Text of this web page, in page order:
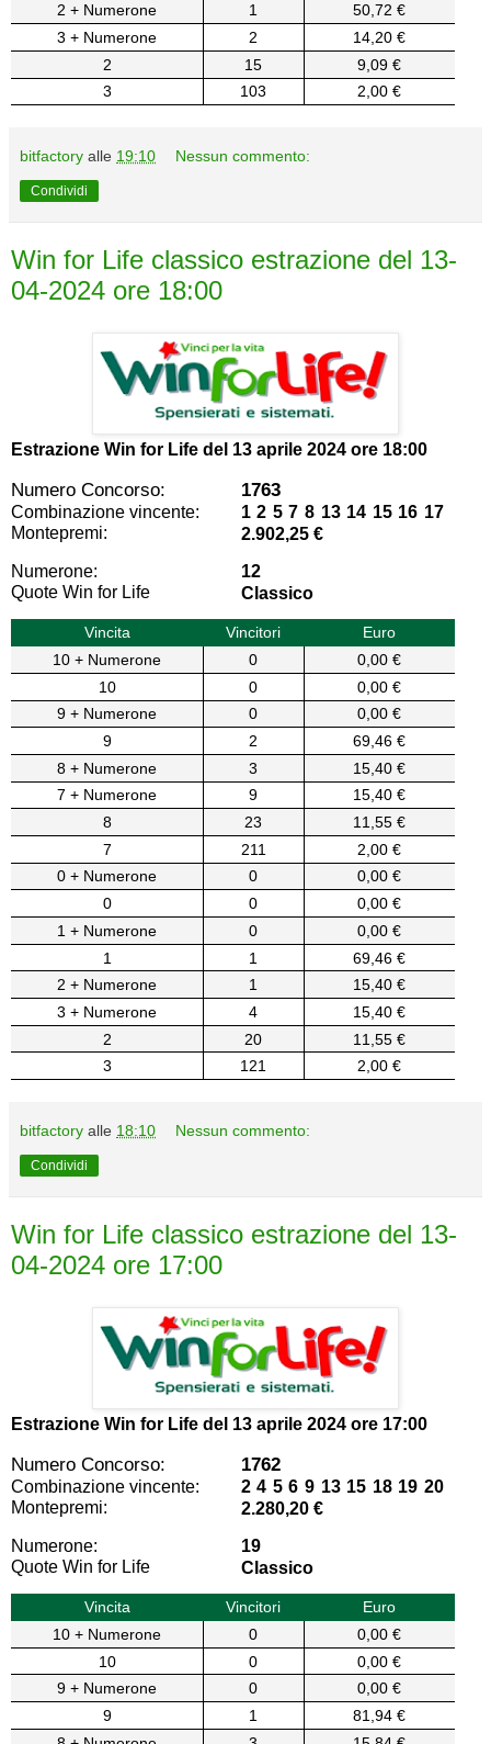
2 + Numerone
1
50,72 €
3 + Numerone
2
14,20 €
2
15
9,09 €
3
103 2,00 €
bitfactory alle 19:10 Nessun commento:
Condividi
Win for Life classico estrazione del 13-
04-2024 ore 18:00
Estrazione Win for Life del 13 aprile 2024 ore 18:00
Numero Concorso: 1763
Combinazione vincente:
1 2 5 7 8 13 14 15 16 17
Montepremi:
2.902,25 €
Numerone:
12
Quote Win for Life
Classico
Vincita Vincitori
Euro
10 + Numerone
0
0,00 €
10
0
0,00 €
9 + Numerone
0
0,00 €
9
2
69,46 €
8 + Numerone
3
15,40 €
7 + Numerone
9
15,40 €
8
23
11,55 €
7
211
2,00 €
0 + Numerone
0
0,00 €
0
0
0,00 €
1 + Numerone
0
0,00 €
1
1
69,46 €
2 + Numerone
1
15,40 €
3 + Numerone
4
15,40 €
2
20
11,55 €
3
121 2,00 €
bitfactory alle 18:10 Nessun commento:
Condividi
Win for Life classico estrazione del 13-
04-2024 ore 17:00
Estrazione Win for Life del 13 aprile 2024 ore 17:00
Numero Concorso: 1762
Combinazione vincente:
2 4 5 6 9 13 15 18 19 20
Montepremi:
2.280,20 €
Numerone:
19
Quote Win for Life
Classico
Vincita Vincitori
Euro
10 + Numerone
0
0,00 €
10
0
0,00 €
9 + Numerone
0
0,00 €
9
1
81,94 €